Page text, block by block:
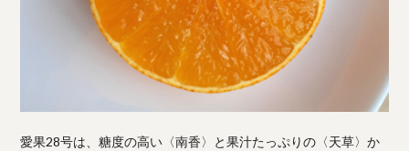
愛果28号は、糖度の高い〈南香〉と果汁たっぷりの〈天草〉か